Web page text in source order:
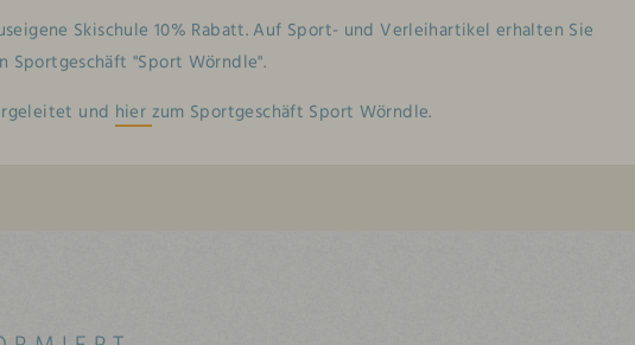
Skischule 10% Rabatt. Auf Sport- und Verleihartikel erhalten Sie
Sportgeschäft "Sport Wörndle".
und hier zum Sportgeschäft Sport Wörndle.